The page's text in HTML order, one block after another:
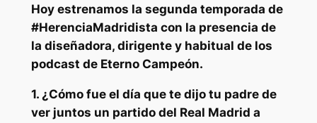
Hoy estrenamos la segunda temporada de
#HerenciaMadridista con la presencia de
la diseñadora, dirigente y habitual de los
podcast de Eterno Campeón.
1. ¿Cómo fue el día que te dijo tu padre de
ver juntos un partido del Real Madrid a